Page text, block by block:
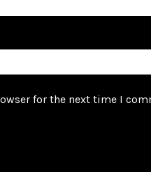
for the next time I